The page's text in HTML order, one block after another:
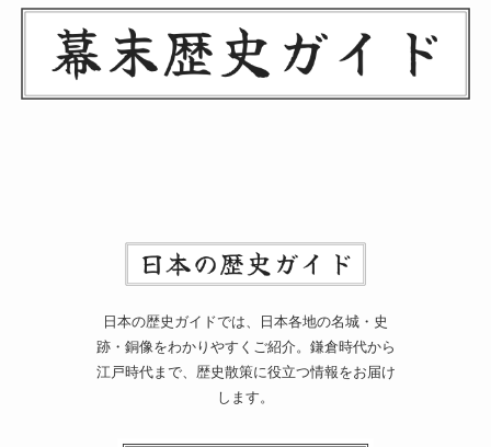
日本の歴史ガイドでは、日本各地の名城・史
跡・銅像をわかりやすくご紹介。鎌倉時代から
江戸時代まで、歴史散策に役立つ情報をお届け
します。